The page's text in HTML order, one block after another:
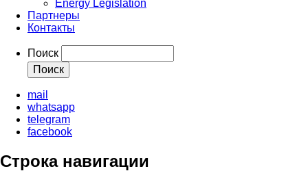
Energy Legislation
Партнеры
Контакты
Поиск
mail
whatsapp
telegram
facebook
Строка навигации